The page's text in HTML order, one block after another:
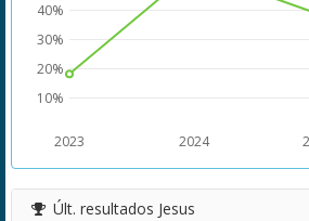
2023 2024
10%
20%
30%
40%
Últ. resultados Jesus